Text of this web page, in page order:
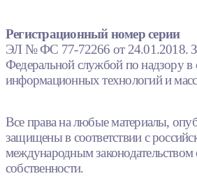
Регистрационный номер серии
ЭЛ № ФС 77-72266 от 24.01.2018.
Федеральной службой по надзору в
информационных технологий и
Все права на любые материалы,
защищены в соответствии с
международным законодательством
собственности.